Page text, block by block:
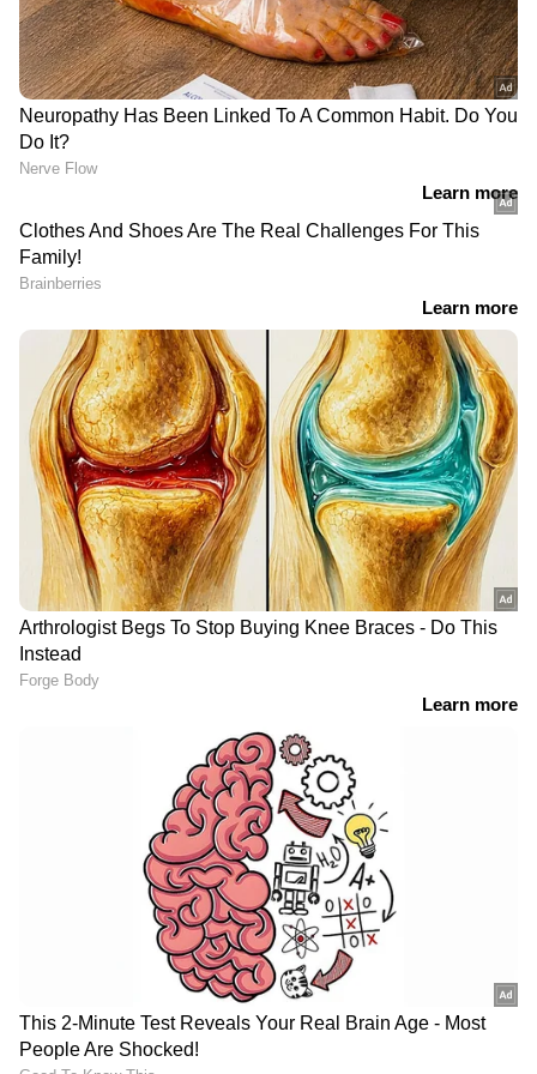
ലഹരിവിരുദ്ധ സ്ക്വാഡായ ഡാൻസാഫിന്‍റെ
നേതൃത്വത്തിലാണ് അന്വേഷണം.
കോളേജിലുണ്ടായ സംഘർഷത്തിൽ
കണ്ടാലറിയാവുന്ന നാൽപ്പതോളം
വിദ്യാർത്ഥികൾക്കെതിരെയാണ് മേപ്പാടി
പോലീസ് കേസെടുത്തത്. മിക്കവരും
ഒളിവിലാണ്. സംഭവത്തിൽ ലഹരി മാഫിയയുടെ
DOWNLOAD APP
കേരളത്തിലെ എല്ലാ വാർത്തകൾ
Newsഅറിയാൻ എപ്പോഴും ഏഷ്യാനെറ്റ്
തത്സമയ അപ്‌ഡേറ്റുകളും ആഴത്തിലുള്ള
വിശകലനവും സമഗ്രമായ റിപ്പോർട്ടിംഗും —
എല്ലാം ഒരൊറ്റ സ്ഥലത്ത്. ഏത് സമയത്തും,
എവിടെയും വിശ്വസനീയമായ വാർത്തകൾ
ലഭിക്കാൻAsianet News Malayalam
RECOMMENDED STORIES